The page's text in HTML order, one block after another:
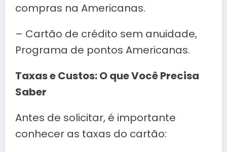
compras na Americanas.
– Cartão de crédito sem anuidade,
Programa de pontos Americanas.
Taxas e Custos: O que Você Precisa
Saber
Antes de solicitar, é importante
conhecer as taxas do cartão: